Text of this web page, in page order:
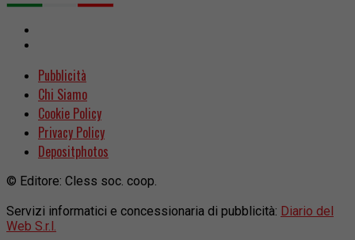
Pubblicità
Chi Siamo
Cookie Policy
Privacy Policy
Depositphotos
© Editore: Cless soc. coop.
Servizi informatici e concessionaria di pubblicità: Diario del
Web S.r.l.